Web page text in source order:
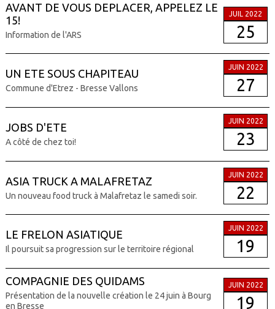
AVANT DE VOUS DEPLACER, APPELEZ LE
15!
Information de l'ARS
JUIL 2022
25
UN ETE SOUS CHAPITEAU
Commune d'Etrez - Bresse Vallons
JUIN 2022
27
JOBS D'ETE
A côté de chez toi!
JUIN 2022
23
ASIA TRUCK A MALAFRETAZ
Un nouveau food truck à Malafretaz le samedi soir.
JUIN 2022
22
LE FRELON ASIATIQUE
Il poursuit sa progression sur le territoire régional
JUIN 2022
19
COMPAGNIE DES QUIDAMS
Présentation de la nouvelle création le 24 juin à Bourg
en Bresse
JUIN 2022
19